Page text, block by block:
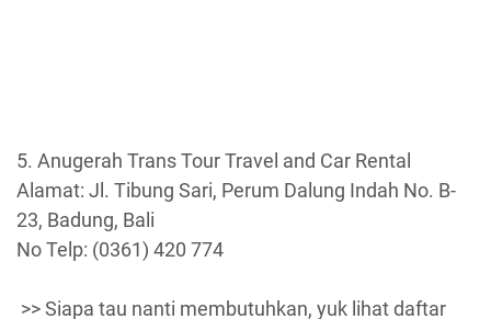
5. Anugerah Trans Tour Travel and Car Rental
Alamat: Jl. Tibung Sari, Perum Dalung Indah No. B-
23, Badung, Bali
No Telp: (0361) 420 774
>> Siapa tau nanti membutuhkan, yuk lihat daftar